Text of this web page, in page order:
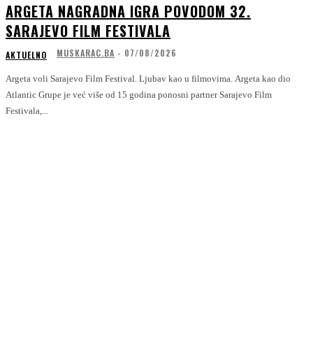
ARGETA NAGRADNA IGRA POVODOM 32.
SARAJEVO FILM FESTIVALA
AKTUELNO MUSKARAC.BA - 07/08/2026
Argeta voli Sarajevo Film Festival. Ljubav kao u filmovima. Argeta kao dio
Atlantic Grupe je već više od 15 godina ponosni partner Sarajevo Film
Festivala,...